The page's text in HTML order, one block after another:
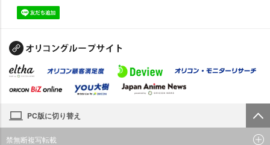
PC版に切り替え
禁無断複写転載